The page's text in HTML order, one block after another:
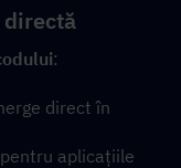
directă
:
direct în
aplicațiile